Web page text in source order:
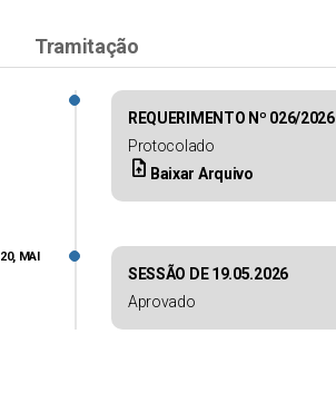
Tramitação
REQUERIMENTO Nº 026/2026
Protocolado
upload_file Baixar Arquivo
SESSÃO DE 19.05.2026
Aprovado
20, MAI